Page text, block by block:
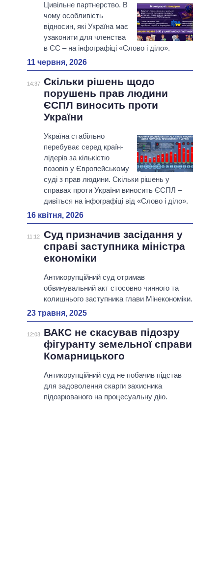
Цивільне партнерство. В
чому особливість
відносин, які Україна має
узаконити для членства
в ЄС – на інфографіці «Слово і діло».
11 червня, 2026
14:37 Скільки рішень щодо
порушень прав людини
ЄСПЛ виносить проти
України
Україна стабільно
перебуває серед країн-
лідерів за кількістю
позовів у Європейському
суді з прав людини. Скільки рішень у
справах проти України виносить ЄСПЛ –
дивіться на інфографіці від «Слово і діло».
16 квітня, 2026
11:12
Суд призначив засідання у
справі заступника міністра
економіки
Антикорупційний суд отримав
обвинувальний акт стосовно чинного та
колишнього заступника глави Мінекономіки.
23 травня, 2025
12:03
ВАКС не скасував підозру
фігуранту земельної справи
Комарницького
Антикорупційний суд не побачив підстав
для задоволення скарги захисника
підозрюваного на процесуальну дію.